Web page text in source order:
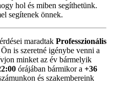
hol és miben segíthetünk.
segítenek önnek.
maradtak Professzionális
is szeretné igénybe venni a
minket az év bármelyik
órájában bármikor a +36
és szakembereink